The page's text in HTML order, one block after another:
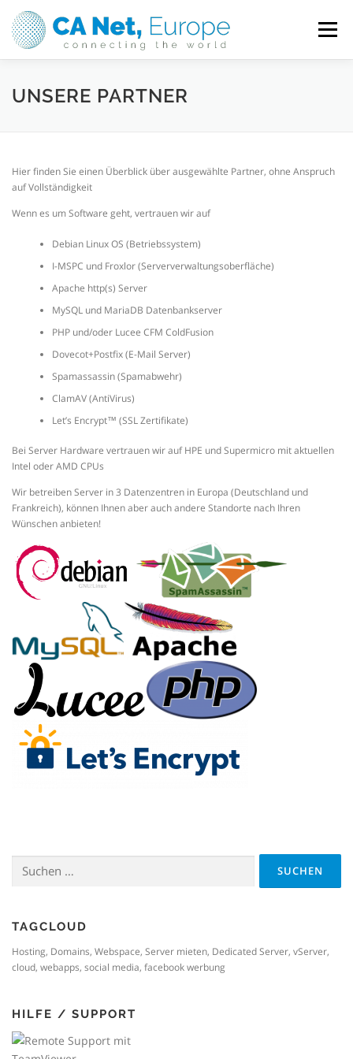
zum
Inhalt
Menü
HOME HOSTING, DOMAINS & SERVER
IMPRESSUM / DATENSCHUTZ
UNSERE PARTNER
Hier finden Sie einen Überblick über ausgewählte Partner, ohne Anspruch
auf Vollständigkeit
Wenn es um Software geht, vertrauen wir auf
Debian Linux OS (Betriebssystem)
I-MSPC und Froxlor (Serververwaltungsoberfläche)
Apache http(s) Server
MySQL und MariaDB Datenbankserver
PHP und/oder Lucee CFM ColdFusion
Dovecot+Postfix (E-Mail Server)
Spamassassin (Spamabwehr)
ClamAV (AntiVirus)
Let’s Encrypt™ (SSL Zertifikate)
Bei Server Hardware vertrauen wir auf HPE und Supermicro mit aktuellen
Intel oder AMD CPUs
Wir betreiben Server in 3 Datenzentren in Europa (Deutschland und
Frankreich), können Ihnen aber auch andere Standorte nach Ihren
Wünschen anbieten!
nach:
TAGCLOUD
Hosting, Domains, Webspace, Server mieten, Dedicated Server, vServer,
cloud, webapps, social media, facebook werbung
HILFE / SUPPORT